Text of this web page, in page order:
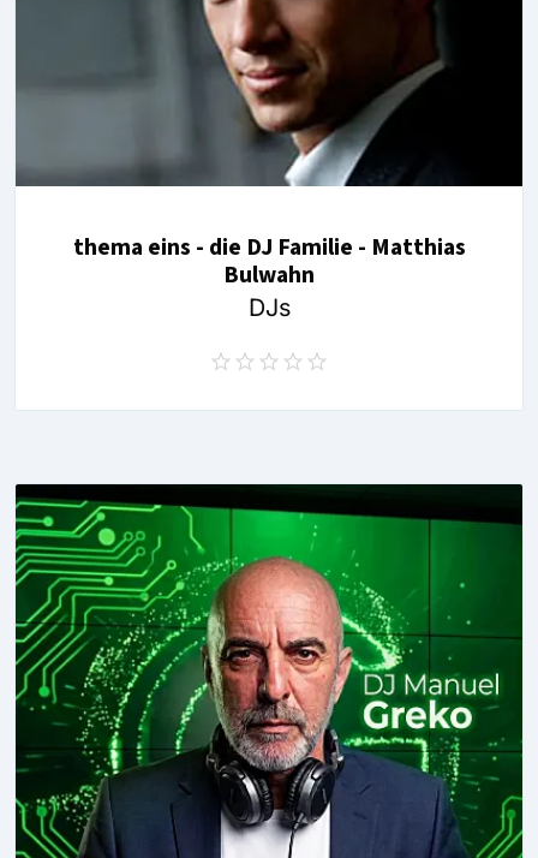
thema eins - die DJ Familie - Matthias
Bulwahn
DJs